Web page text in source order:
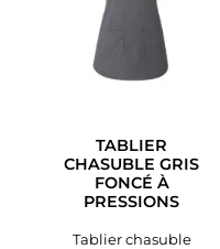
TABLIER
CHASUBLE GRIS
FONCÉ À
PRESSIONS
Tablier chasuble